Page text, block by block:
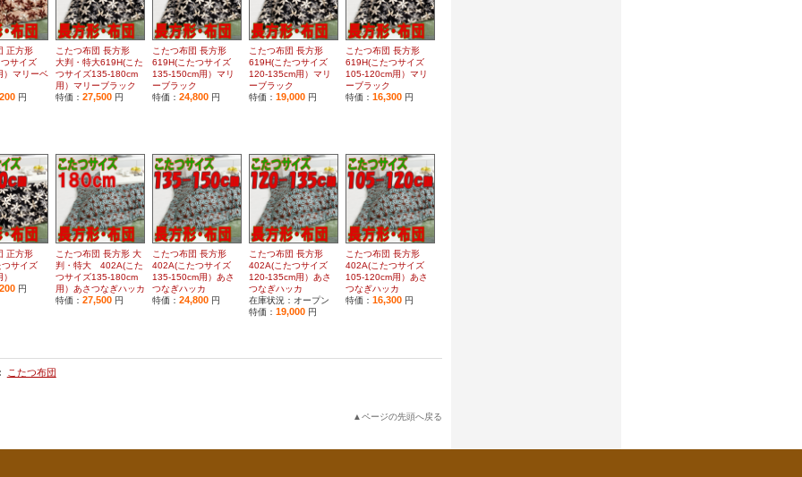
正方形
サイズ
）マリーベ
円
こたつ布団 長方形
大判・特大619H(こた
つサイズ135-180cm
用）マリーブラック
特価： 27,500 円
こたつ布団 長方形
619H(こたつサイズ
135-150cm用）マリ
ーブラック
特価： 24,800 円
こたつ布団 長方形
619H(こたつサイズ
120-135cm用）マリ
ーブラック
特価： 19,000 円
こたつ布団 長方形
619H(こたつサイズ
105-120cm用）マリ
ーブラック
特価： 16,300 円
正方形
サイズ
円
こたつ布団 長方形 大
判・特大 402A(こた
つサイズ135-180cm
用）あさつなぎハッカ
特価： 27,500 円
こたつ布団 長方形
402A(こたつサイズ
135-150cm用）あさ
つなぎハッカ
特価： 24,800 円
こたつ布団 長方形
402A(こたつサイズ
120-135cm用）あさ
つなぎハッカ
在庫状況：オープン
特価： 19,000 円
こたつ布団 長方形
402A(こたつサイズ
105-120cm用）あさ
つなぎハッカ
特価： 16,300 円
こたつ布団
▲ページの先頭へ戻る